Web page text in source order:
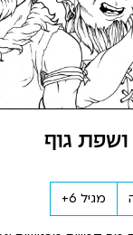
ושפת גוף
מגיל 6+